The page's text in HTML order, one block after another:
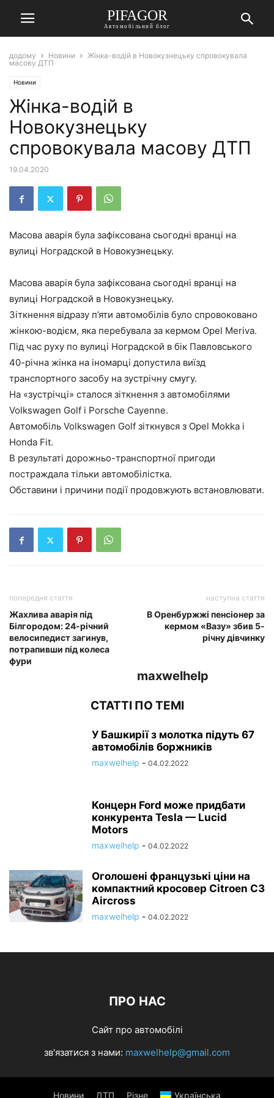
PIFAGOR
Автомобільний блог
додому Новини
Жінка-водій в Новокузнецьку спровокувала
масову ДТП
Новини
Жінка-водій в
Новокузнецьку
спровокувала масову ДТП
19.04.2020
Масова аварія була зафіксована сьогодні вранці на
вулиці Ноградской в Новокузнецьку.
Масова аварія була зафіксована сьогодні вранці на
вулиці Ноградской в Новокузнецьку.
Зіткнення відразу п’яти автомобілів було спровоковано
жінкою-водієм, яка перебувала за кермом Opel Meriva.
Під час руху по вулиці Ноградской в бік Павловського
40-річна жінка на іномарці допустила виїзд
транспортного засобу на зустрічну смугу.
На «зустрічці» сталося зіткнення з автомобілями
Volkswagen Golf і Porsche Cayenne.
Автомобіль Volkswagen Golf зіткнувся з Opel Mokka і
Honda Fit.
В результаті дорожньо-транспортної пригоди
постраждала тільки автомобілістка.
Обставини і причини події продовжують встановлювати.
попередня стаття
Жахлива аварія під
Білгородом: 24-річний
велосипедист загинув,
потрапивши під колеса
фури
наступна стаття
В Оренбуржжі пенсіонер за
кермом «Вазу» збив 5-
річну дівчинку
maxwelhelp
СТАТТІ ПО ТЕМІ
У Башкирії з молотка підуть 67
автомобілів боржників
maxwelhelp - 04.02.2022
Концерн Ford може придбати
конкурента Tesla — Lucid
Motors
maxwelhelp - 04.02.2022
Оголошені французькі ціни на
компактний кросовер Citroen C3
Aircross
maxwelhelp - 04.02.2022
ПРО НАС
Сайт про автомобілі
зв'язатися з нами: maxwelhelp@gmail.com
Новини ДТП Різне Українська